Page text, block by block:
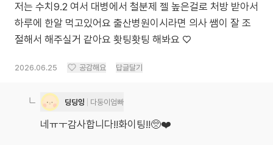
저는 수치9.2 여서 대병에서 철분제 젤 높은걸로 처방 받아서
하루에 한알 먹고있어요 출산병원이시라면 의사 쌤이 잘 조
절해서 해주실거 같아요 홧팅홧팅 해봐요 ♡
2026.06.25 공감해요 답글달기
딩딩잉 다둥이엄빠
네ㅠㅜ감사합니다!!화이팅!!🥺❤️